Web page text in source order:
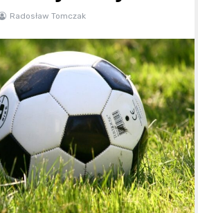
Radosław Tomczak